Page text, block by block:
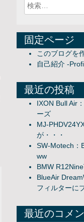
固定ページ
このブログを
自己紹介 -
最近の投稿
IXON Bull Air
ーズ
MJ-
が・・・
SW-Motech：
ww
BMW
BlueAir
フィルターに
最近のコメ